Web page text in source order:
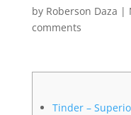
by Roberson Daza |
comments
Tinder –